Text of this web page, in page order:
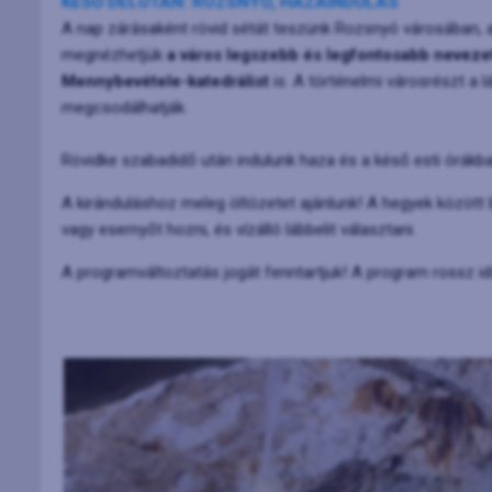
A nap zárásaként rövid sétát teszünk Rozsnyó városában,
megnézhetjük a város legszebb és legfontosabb
Mennybevétele-katedrálist is. A történelmi városrészt a
megcsodálhatják.
Rövidke szabadidő után indulunk haza és a késő esti
A kiránduláshoz meleg öltözetet ajánlunk! A hegyek
vagy esernyőt hozni, és vízálló lábbelit választani.
A programváltoztatás jogát fenntartjuk! A program rossz